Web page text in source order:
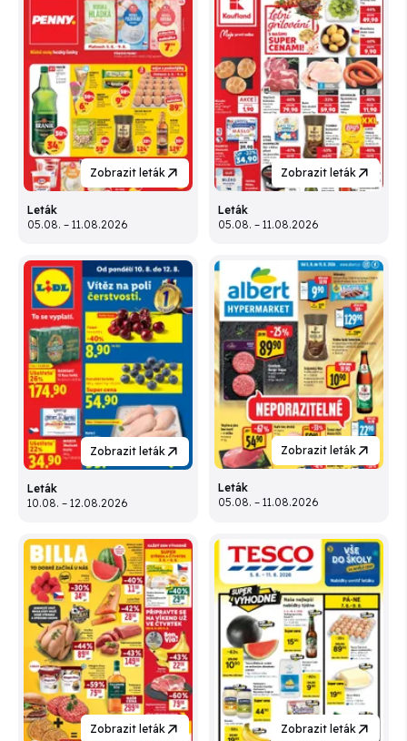
Zobrazit leták
Leták
05.08. – 11.08.2026
Zobrazit leták
Leták
05.08. – 11.08.2026
Zobrazit leták
Leták
10.08. – 12.08.2026
Zobrazit leták
Leták
05.08. – 11.08.2026
Zobrazit leták Zobrazit leták